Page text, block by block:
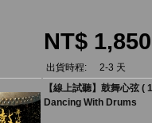
NT$ 1,850
出貨時程:
2-3 天
【線上試聽】鼓舞心弦 (
Dancing With Drums